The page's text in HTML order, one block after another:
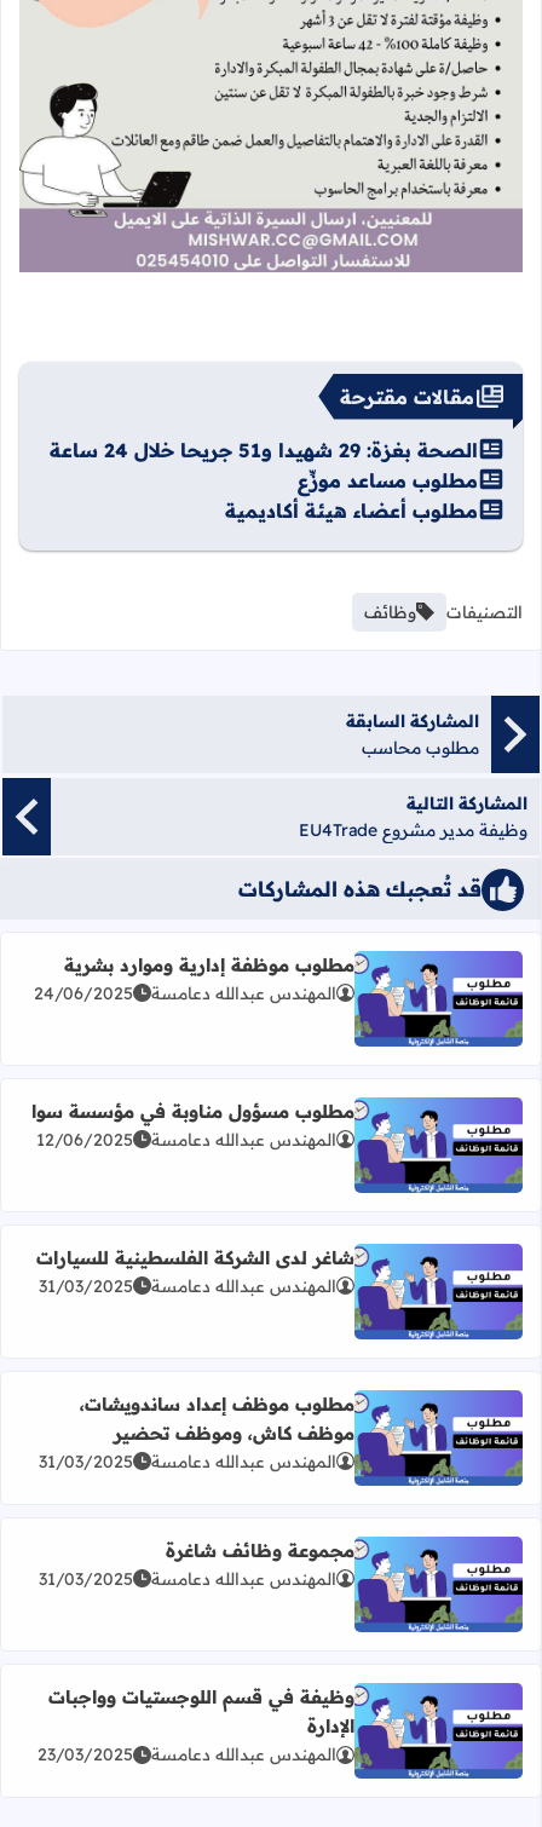
مقالات مقترحة
الصحة بغزة: 29 شهيدا و51 جريحا خلال 24 ساعة
مطلوب مساعد موزِّع
مطلوب أعضاء هيئة أكاديمية
التصنيفات وظائف
المشاركة السابقة
مطلوب محاسب
المشاركة التالية
وظيفة مدير مشروع EU4Trade
قد تُعجبك هذه المشاركات
اقرأ المزيد عن مطلوب موظفة إدارية وموارد بشرية
مطلوب موظفة إدارية وموارد بشرية
المهندس عبدالله دعامسة 24/06/2025
اقرأ المزيد عن مطلوب مسؤول مناوبة في مؤسسة سوا
مطلوب مسؤول مناوبة في مؤسسة سوا
المهندس عبدالله دعامسة 12/06/2025
اقرأ المزيد عن شاغر لدى الشركة الفلسطينية للسيارات
شاغر لدى الشركة الفلسطينية للسيارات
المهندس عبدالله دعامسة 31/03/2025
اقرأ المزيد عن مطلوب موظف إعداد ساندويشات، موظف
مطلوب موظف إعداد ساندويشات،
موظف كاش، وموظف تحضير
المهندس عبدالله دعامسة 31/03/2025
اقرأ المزيد عن مجموعة وظائف شاغرة
مجموعة وظائف شاغرة
المهندس عبدالله دعامسة 31/03/2025
اقرأ المزيد عن وظيفة في قسم اللوجستيات وواجبات الإدارة
وظيفة في قسم اللوجستيات وواجبات
الإدارة
المهندس عبدالله دعامسة 23/03/2025